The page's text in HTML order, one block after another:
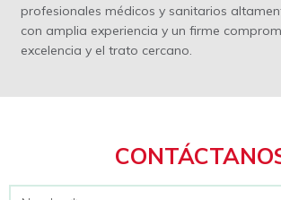
profesionales médicos y sanitarios
con amplia experiencia y un firme
excelencia y el trato cercano.